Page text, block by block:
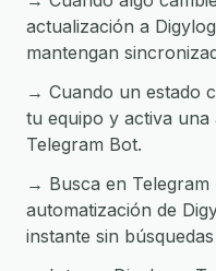
actualización a
mantengan
→ Cuando un estado
tu equipo y activa una
Telegram Bot.
→ Busca en Telegram
automatización de
instante sin